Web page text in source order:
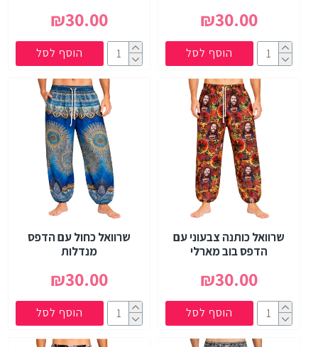
₪30.00
הוסף לסל
₪30.00
הוסף לסל
שרוואל כותנה צבעוני עם
הדפס בוב מארלי
₪30.00
הוסף לסל
שרוואל כחול עם הדפס
מנדלות
₪30.00
הוסף לסל